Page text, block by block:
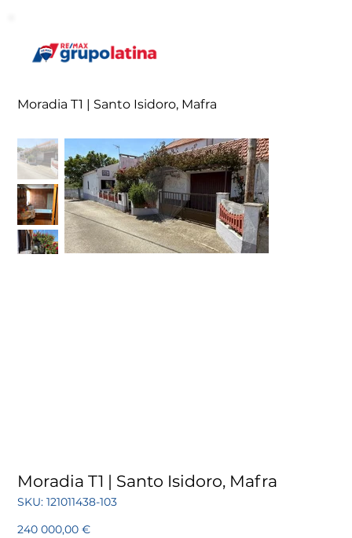
Moradia T1 | Santo Isidoro, Mafra
Moradia T1 | Santo Isidoro, Mafra
SKU: SKU
121011438-
121011438-103
Preço
240 000,00 €